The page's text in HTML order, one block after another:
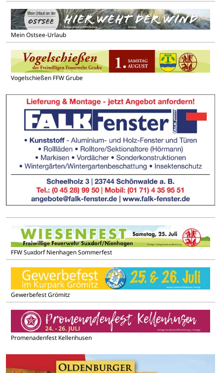
Mein Ostsee-Urlaub
Vogelschießen FFW Grube
FFW Suxdorf Nienhagen Sommerfest
Gewerbefest Grömitz
Promenadenfest Kellenhusen